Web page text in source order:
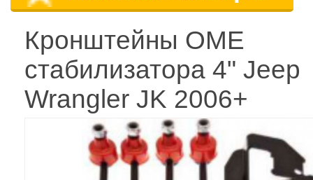
Кронштейны OME
стабилизатора 4" Jeep
Wrangler JK 2006+